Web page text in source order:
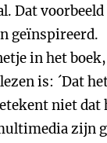
Dat
geïnspireerd.
in het
is: ´Dat
niet dat
zijn